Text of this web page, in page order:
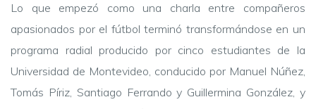
Lo que empezó como una charla entre compañeros
apasionados por el fútbol terminó transformándose en un
programa radial producido por cinco estudiantes de la
Universidad de Montevideo, conducido por Manuel Núñez,
Tomás Píriz, Santiago Ferrando y Guillermina González, y